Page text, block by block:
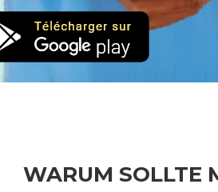
WARUM SOLLTE